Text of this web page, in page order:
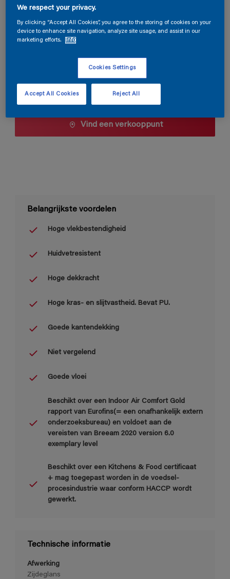
Verpakkingsgrootte
0,5 L
Verfcalculator
Bereken
Vind een verkooppunt
Belangrijkste voordelen
Hoge vlekbestendigheid
Huidvetresistent
Hoge dekkracht
Hoge kras- en slijtvastheid. Bevat PU.
Goede kantendekking
Niet vergelend
Goede vloei
Beschikt over een Indoor Air Comfort Gold
rapport van Eurofins(= een onafhankelijk extern
onderzoeksbureau) en voldoet aan de
vereisten van Breeam 2020 version 6.0
exemplary level
Beschikt over een Kitchens & Food certificaat
+ mag toegepast worden in de voedsel-
procesindustrie waar conform HACCP wordt
gewerkt.
Technische informatie
Afwerking
Zijdeglans
We respect your privacy.
By clicking “Accept All Cookies”, you agree to the storing of cookies on your
device to enhance site navigation, analyze site usage, and assist in our
marketing efforts.
Info
Cookies Settings
Reject All
Accept All Cookies